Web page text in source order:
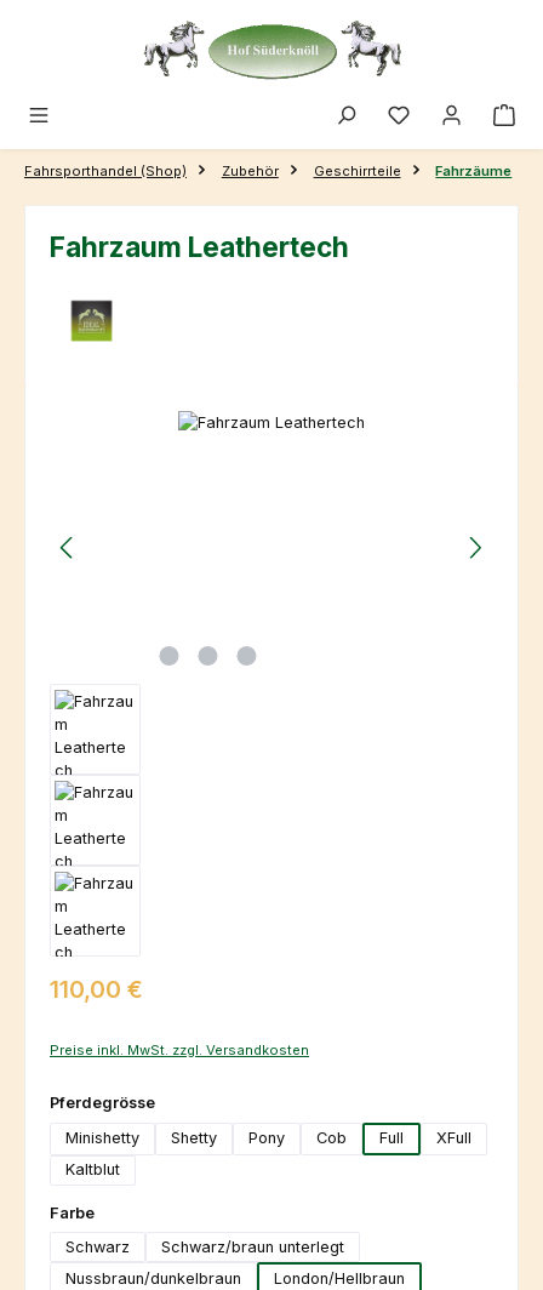
Zum Hauptinhalt springen
Fahrsporthandel (Shop) Zubehör Geschirrteile Fahrzäume
Fahrzaum Leathertech
Bildergalerie überspringen
Regulärer Preis:
110,00 €
Preise inkl. MwSt. zzgl. Versandkosten
Pferdegrösseauswählen
Minishetty
Shetty Pony Cob Full
XFull
Kaltblut
Farbeauswählen
Schwarz
Schwarz/braun unterlegt
Nussbraun/dunkelbraun
London/Hellbraun